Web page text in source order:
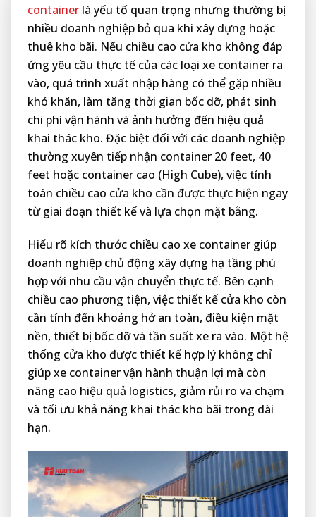
container là yếu tố quan trọng nhưng thường bị
nhiều doanh nghiệp bỏ qua khi xây dựng hoặc
thuê kho bãi. Nếu chiều cao cửa kho không đáp
ứng yêu cầu thực tế của các loại xe container ra
vào, quá trình xuất nhập hàng có thể gặp nhiều
khó khăn, làm tăng thời gian bốc dỡ, phát sinh
chi phí vận hành và ảnh hưởng đến hiệu quả
khai thác kho. Đặc biệt đối với các doanh nghiệp
thường xuyên tiếp nhận container 20 feet, 40
feet hoặc container cao (High Cube), việc tính
toán chiều cao cửa kho cần được thực hiện ngay
từ giai đoạn thiết kế và lựa chọn mặt bằng.
Hiểu rõ kích thước chiều cao xe container giúp
doanh nghiệp chủ động xây dựng hạ tầng phù
hợp với nhu cầu vận chuyển thực tế. Bên cạnh
chiều cao phương tiện, việc thiết kế cửa kho còn
cần tính đến khoảng hở an toàn, điều kiện mặt
nền, thiết bị bốc dỡ và tần suất xe ra vào. Một hệ
thống cửa kho được thiết kế hợp lý không chỉ
giúp xe container vận hành thuận lợi mà còn
nâng cao hiệu quả logistics, giảm rủi ro va chạm
và tối ưu khả năng khai thác kho bãi trong dài
hạn.